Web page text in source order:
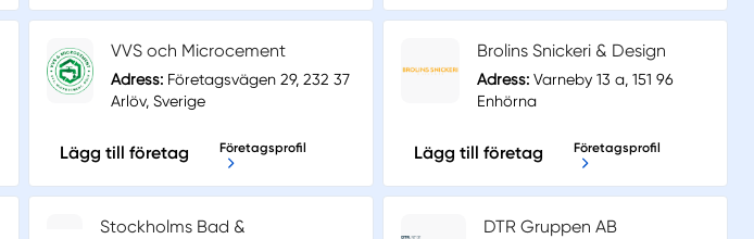
VVS och Microcement
Adress: Företagsvägen 29, 232 37
Arlöv, Sverige
Lägg till företag Företagsprofil
Brolins Snickeri & Design
Adress:Varneby 13 a, 151 96
Enhörna
Lägg till företag Företagsprofil
Stockholms Bad &
DTR Gruppen AB